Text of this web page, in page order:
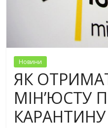
Новини
ЯК
МІН’ЮСТУ
КАРАНТИНУ